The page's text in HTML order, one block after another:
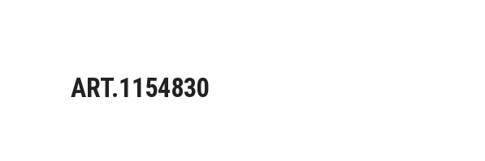
ART.1154830